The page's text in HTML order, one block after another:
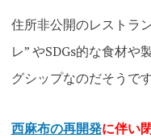
住所非公開のレストラ
レ” やSDGs的な食材
グシップなのだそうです
西麻布の再開発に伴い